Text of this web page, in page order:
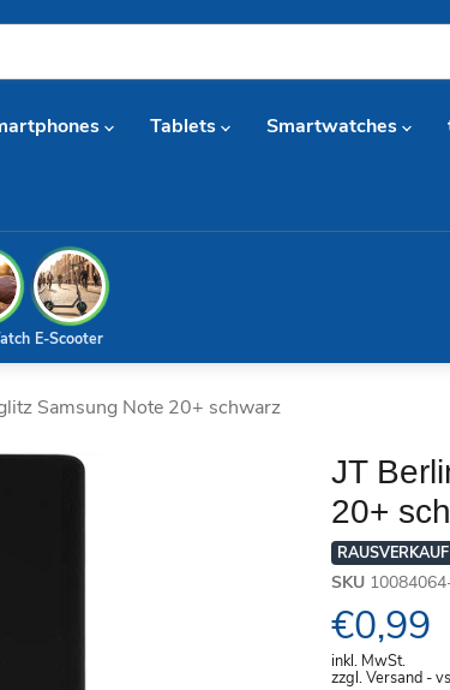
Tablets Smartwatches
E-Scooter
Samsung Note 20+ schwarz
JT
20+
RAUSVERKAUF
SKU
€0,99
inkl. MwSt.
zzgl. Versand -